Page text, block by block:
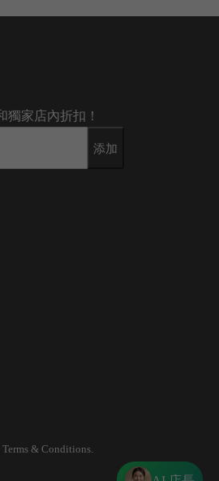
獨家店內折扣！
添加
& Conditions.